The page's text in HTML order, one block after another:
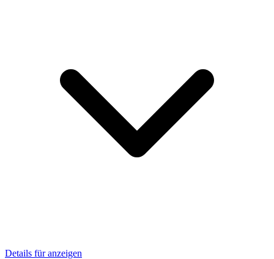
Details für anzeigen